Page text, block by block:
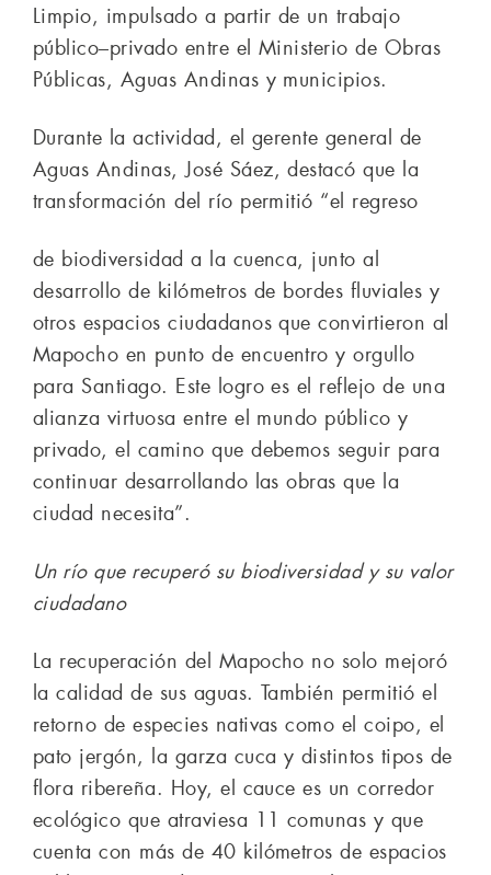
Limpio, impulsado a partir de un trabajo
público–privado entre el Ministerio de Obras
Públicas, Aguas Andinas y municipios.
Durante la actividad, el gerente general de
Aguas Andinas, José Sáez, destacó que la
transformación del río permitió “el regreso
de biodiversidad a la cuenca, junto al
desarrollo de kilómetros de bordes fluviales y
otros espacios ciudadanos que convirtieron al
Mapocho en punto de encuentro y orgullo
para Santiago. Este logro es el reflejo de una
alianza virtuosa entre el mundo público y
privado, el camino que debemos seguir para
continuar desarrollando las obras que la
ciudad necesita”.
Un río que recuperó su biodiversidad y su valor
ciudadano
La recuperación del Mapocho no solo mejoró
la calidad de sus aguas. También permitió el
retorno de especies nativas como el coipo, el
pato jergón, la garza cuca y distintos tipos de
flora ribereña. Hoy, el cauce es un corredor
ecológico que atraviesa 11 comunas y que
cuenta con más de 40 kilómetros de espacios